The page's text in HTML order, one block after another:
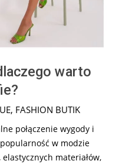
warto
, FASHION BUTIK
połączenie wygody i
w modzie
materiałów,